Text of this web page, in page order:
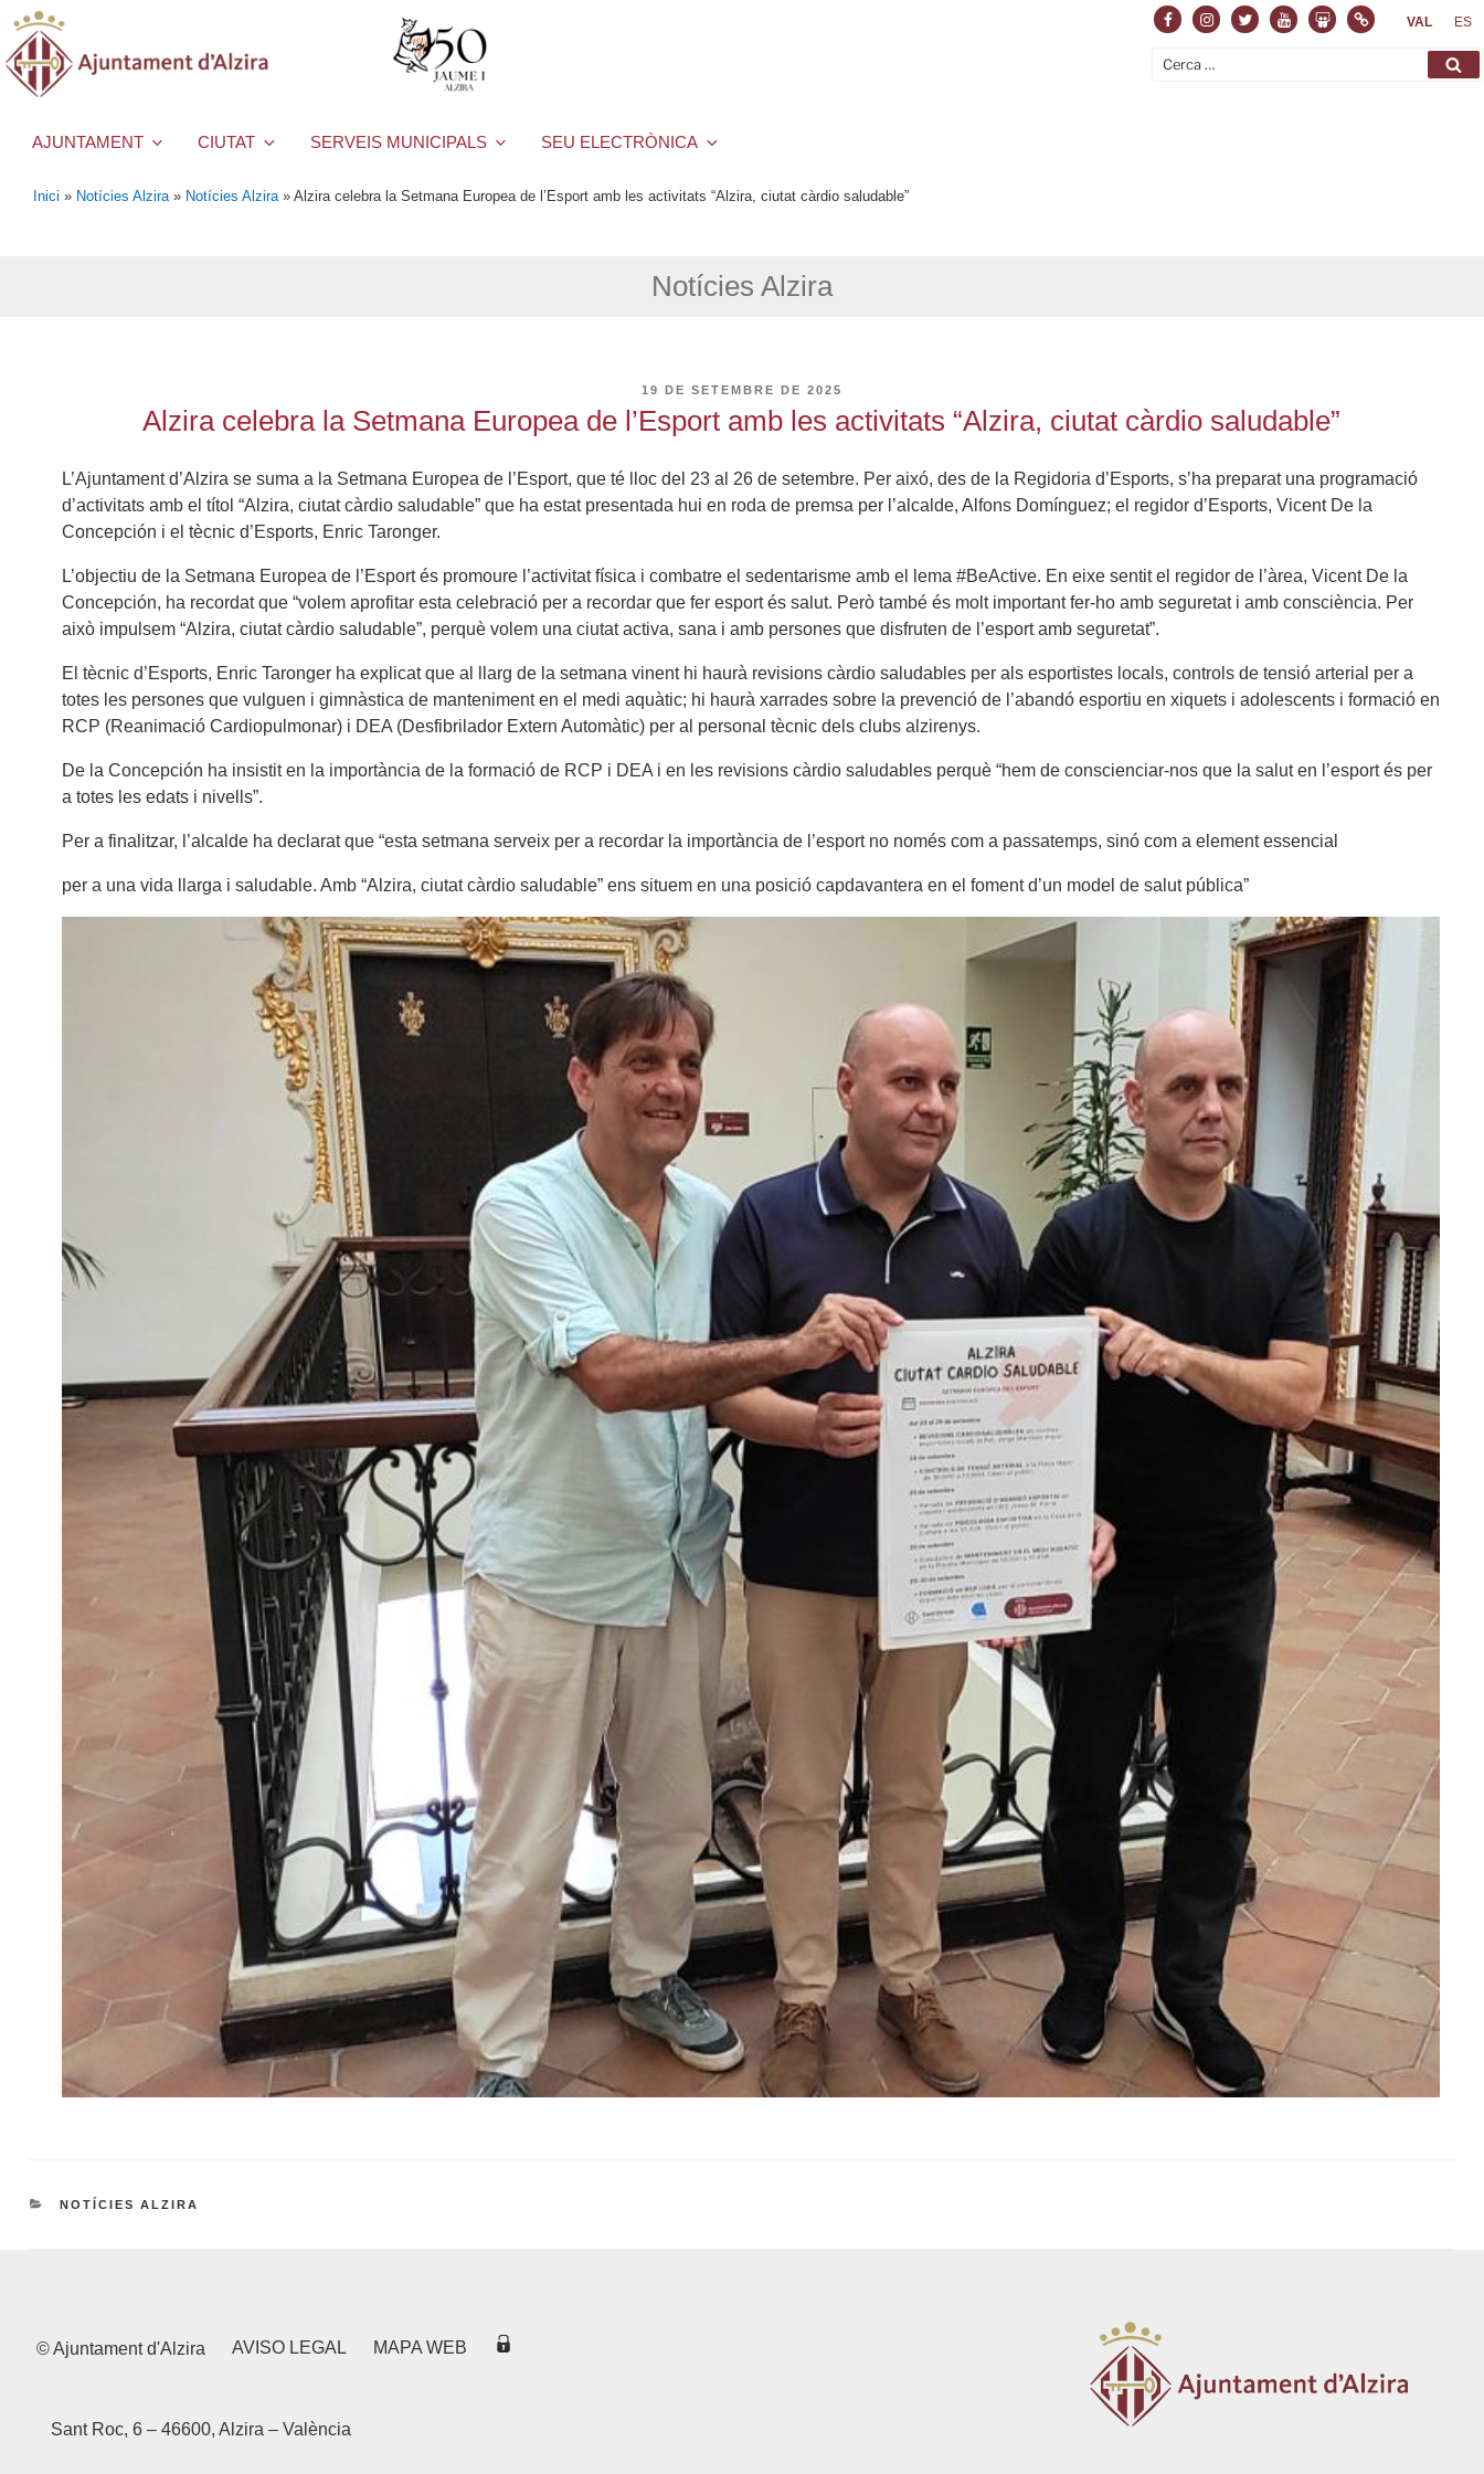
FacebookInstagram
TwitterYoutubeSlideshare
NormasVAL ES
Cerca:
AJUNTAMENT CIUTAT SERVEIS MUNICIPALS SEU ELECTRÒNICA
Inici » Notícies Alzira » Notícies Alzira » Alzira celebra la Setmana Europea de l’Esport amb les activitats “Alzira, ciutat càrdio saludable”
Notícies Alzira
PUBLICAT
19 DE SETEMBRE DE 2025
Alzira celebra la Setmana Europea de l’Esport amb les activitats “Alzira, ciutat càrdio saludable”
L’Ajuntament d’Alzira se suma a la Setmana Europea de l’Esport, que té lloc del 23 al 26 de setembre. Per aixó, des de la Regidoria d’Esports, s’ha preparat una programació
d’activitats amb el títol “Alzira, ciutat càrdio saludable” que ha estat presentada hui en roda de premsa per l’alcalde, Alfons Domínguez; el regidor d’Esports, Vicent De la
Concepción i el tècnic d’Esports, Enric Taronger.
L’objectiu de la Setmana Europea de l’Esport és promoure l’activitat física i combatre el sedentarisme amb el lema #BeActive. En eixe sentit el regidor de l’àrea, Vicent De la
Concepción, ha recordat que “volem aprofitar esta celebració per a recordar que fer esport és salut. Però també és molt important fer-ho amb seguretat i amb consciència. Per
això impulsem “Alzira, ciutat càrdio saludable”, perquè volem una ciutat activa, sana i amb persones que disfruten de l’esport amb seguretat”.
El tècnic d’Esports, Enric Taronger ha explicat que al llarg de la setmana vinent hi haurà revisions càrdio saludables per als esportistes locals, controls de tensió arterial per a
totes les persones que vulguen i gimnàstica de manteniment en el medi aquàtic; hi haurà xarrades sobre la prevenció de l’abandó esportiu en xiquets i adolescents i formació en
RCP (Reanimació Cardiopulmonar) i DEA (Desfibrilador Extern Automàtic) per al personal tècnic dels clubs alzirenys.
De la Concepción ha insistit en la importància de la formació de RCP i DEA i en les revisions càrdio saludables perquè “hem de conscienciar-nos que la salut en l’esport és per
a totes les edats i nivells”.
Per a finalitzar, l’alcalde ha declarat que “esta setmana serveix per a recordar la importància de l’esport no només com a passatemps, sinó com a element essencial
per a una vida llarga i saludable. Amb “Alzira, ciutat càrdio saludable” ens situem en una posició capdavantera en el foment d’un model de salut pública”
CATEGORIES
NOTÍCIES ALZIRA
© Ajuntament d'Alzira AVISO LEGAL MAPA WEB
Sant Roc, 6 – 46600, Alzira – València